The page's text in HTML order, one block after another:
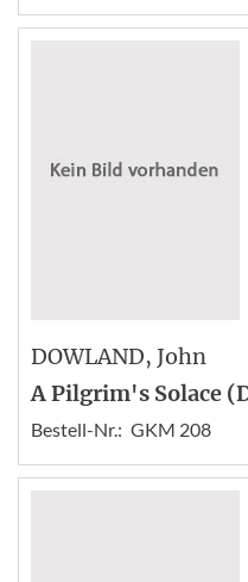
DOWLAND, John
A Pilgrim's Solace
Bestell-Nr.: GKM 208